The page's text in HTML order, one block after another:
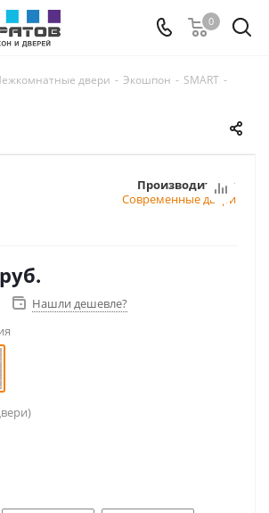
0
двери - Экошпон - SMART -
Производитель:
Современные двери
Нашли дешевле?